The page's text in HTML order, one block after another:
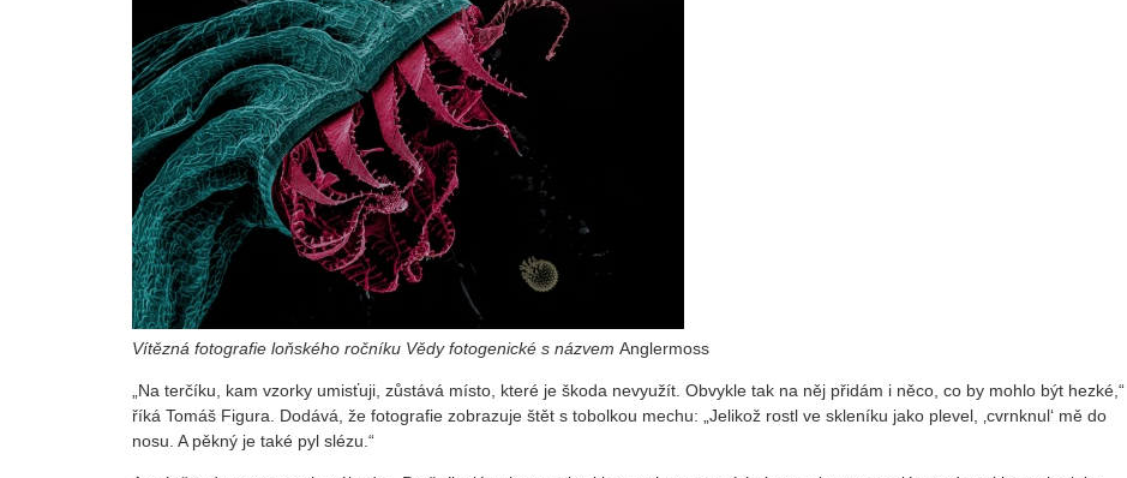
Vítězná fotografie loňského ročníku Vědy fotogenické s názvem Anglermoss
„Na terčíku, kam vzorky umisťuji, zůstává místo, které je škoda nevyužít. Obvykle tak na něj přidám i něco, co by mohlo být hezké,“
říká Tomáš Figura. Dodává, že fotografie zobrazuje štět s tobolkou mechu: „Jelikož rostl ve skleníku jako plevel, ‚cvrnknul‘ mě do
nosu. A pěkný je také pyl slézu.“